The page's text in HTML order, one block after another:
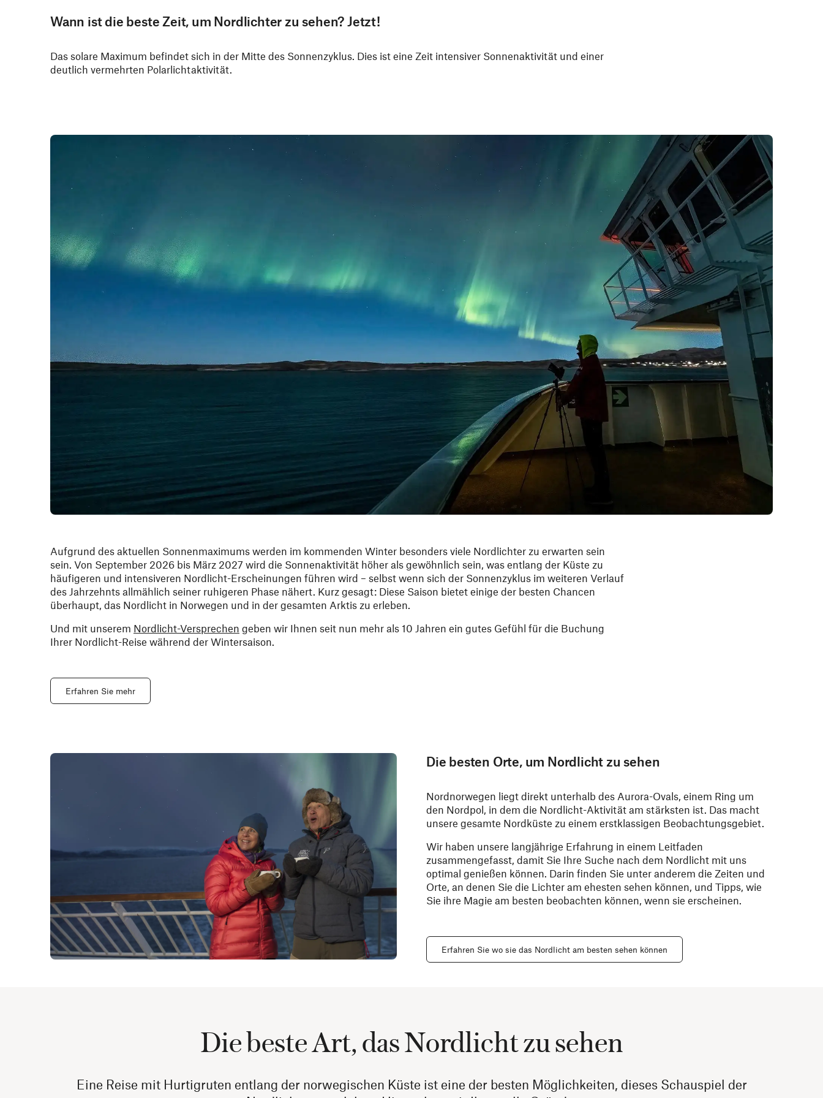
Wann ist die beste Zeit, um Nordlichter zu sehen? Jetzt!
Das solare Maximum befindet sich in der Mitte des Sonnenzyklus. Dies ist eine Zeit intensiver Sonnenaktivität und einer
deutlich vermehrten Polarlichtaktivität.
Aufgrund des aktuellen Sonnenmaximums werden im kommenden Winter besonders viele Nordlichter zu erwarten sein
sein. Von September 2026 bis März 2027 wird die Sonnenaktivität höher als gewöhnlich sein, was entlang der Küste zu
häufigeren und intensiveren Nordlicht-Erscheinungen führen wird – selbst wenn sich der Sonnenzyklus im weiteren Verlauf
des Jahrzehnts allmählich seiner ruhigeren Phase nähert. Kurz gesagt: Diese Saison bietet einige der besten Chancen
überhaupt, das Nordlicht in Norwegen und in der gesamten Arktis zu erleben.
Und mit unserem Nordlicht-Versprechen geben wir Ihnen seit nun mehr als 10 Jahren ein gutes Gefühl für die Buchung
Ihrer Nordlicht-Reise während der Wintersaison.
Erfahren Sie mehr
Die besten Orte, um Nordlicht zu sehen
Nordnorwegen liegt direkt unterhalb des Aurora-Ovals, einem Ring um
den Nordpol, in dem die Nordlicht-Aktivität am stärksten ist. Das macht
unsere gesamte Nordküste zu einem erstklassigen Beobachtungsgebiet.
Wir haben unsere langjährige Erfahrung in einem Leitfaden
zusammengefasst, damit Sie Ihre Suche nach dem Nordlicht mit uns
optimal genießen können. Darin finden Sie unter anderem die Zeiten und
Orte, an denen Sie die Lichter am ehesten sehen können, und Tipps, wie
Sie ihre Magie am besten beobachten können, wenn sie erscheinen.
Erfahren Sie wo sie das Nordlicht am besten sehen können
Die beste Art, das Nordlicht zu sehen
Eine Reise mit Hurtigruten entlang der norwegischen Küste ist eine der besten Möglichkeiten, dieses Schauspiel der